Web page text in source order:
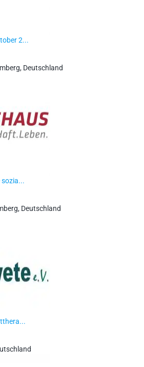
2...
Deutschland
Deutschland